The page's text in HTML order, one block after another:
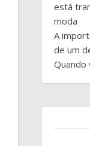
está
moda
A
de um
Quando